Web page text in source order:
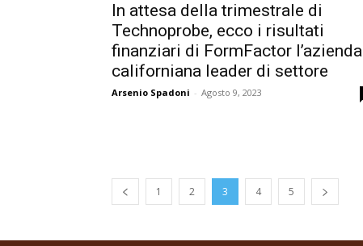
In attesa della trimestrale di
Technoprobe, ecco i risultati
finanziari di FormFactor l’azienda
californiana leader di settore
Arsenio Spadoni - Agosto 9, 2023
1 2 3 4 5